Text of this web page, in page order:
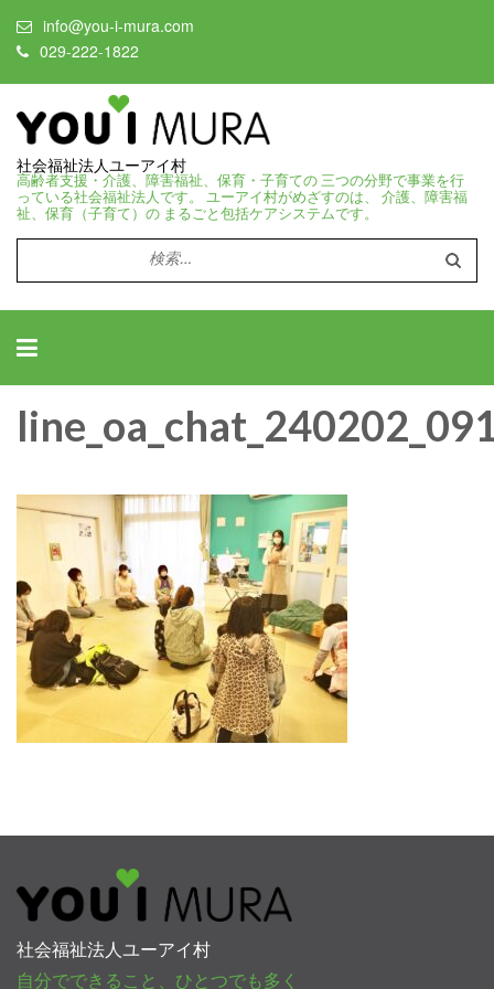
info@you-i-mura.com
029-222-1822
社会福祉法人ユーアイ村
高齢者支援・介護、障害福祉、保育・子育ての 三つの分野で事業を行
っている社会福祉法人です。 ユーアイ村がめざすのは、 介護、障害福
祉、保育（子育て）の まるごと包括ケアシステムです。
検
索:
社会福祉法人ユーアイ村
自分でできること、ひとつでも多く